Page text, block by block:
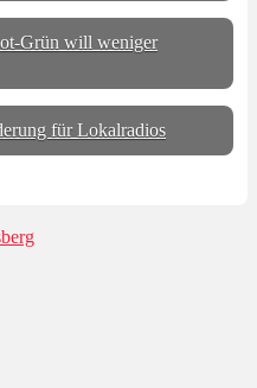
Grün will weniger
für Lokalradios